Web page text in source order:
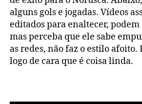
alguns gols e jogadas. Vídeos
editados para enaltecer, podem
mas perceba que ele sabe
as redes, não faz o estilo afoito.
logo de cara que é coisa linda.